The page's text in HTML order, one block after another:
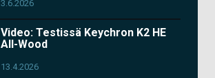
3.6.2026
Video: Testissä Keychron K2 HE
All-Wood
13.4.2026